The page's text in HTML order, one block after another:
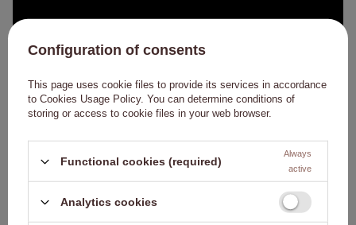
Configuration of consents
This page uses cookie files to provide its services in accordance
to Cookies Usage Policy. You can determine conditions of
storing or access to cookie files in your web browser.
Functional cookies (required)
Always
active
Analytics cookies